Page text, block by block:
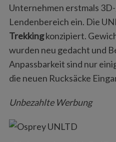
Unternehmen erstmals
Lendenbereich ein. Die
Trekkingkonzipiert.
wurden neu gedacht und
Anpassbarkeit sind nur
die neuen Rucksäcke
Unbezahlte Werbung